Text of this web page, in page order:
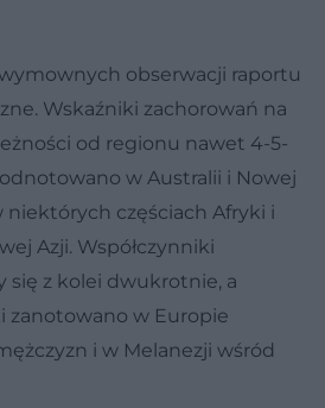
obserwacji raportu
Wskaźniki zachorowań na
od regionu nawet 4-5-
w Australii i Nowej
niektórych częściach Afryki i
Azji. Współczynniki
się z kolei dwukrotnie, a
zanotowano w Europie
i w Melanezji wśród